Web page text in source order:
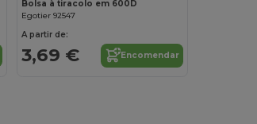
Bolsa à tiracolo em 600D
Egotier 92547
A partir de:
3,69 € Encomendar